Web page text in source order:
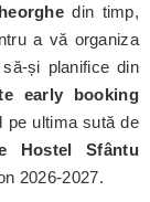
din timp,
a vă organiza
și planifice din
early booking
pe ultima sută de
Hostel Sfântu
2026-2027.